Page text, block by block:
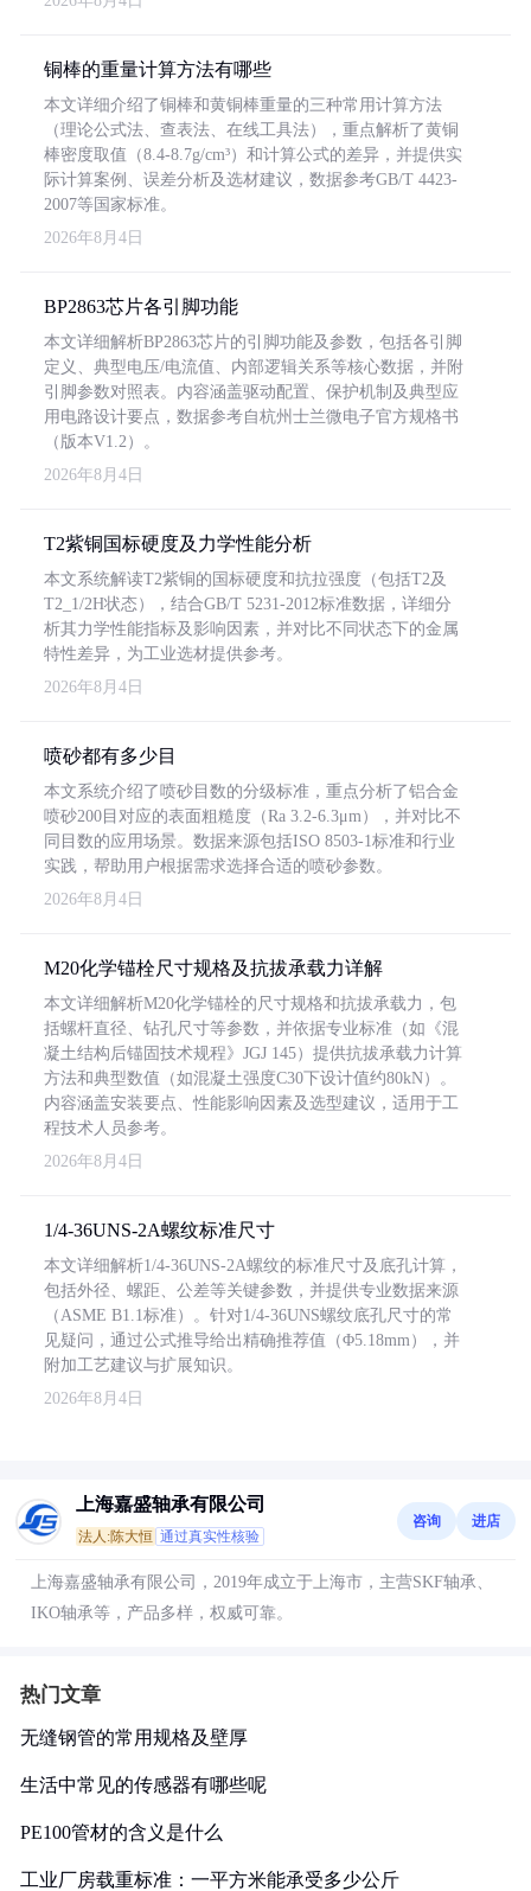
铜棒的重量计算方法有哪些
本文详细介绍了铜棒和黄铜棒重量的三种常用计算方法
（理论公式法、查表法、在线工具法），重点解析了黄铜
棒密度取值（8.4-8.7g/cm³）和计算公式的差异，并提供实
际计算案例、误差分析及选材建议，数据参考GB/T 4423-
2007等国家标准。
2026年8月4日
BP2863芯片各引脚功能
本文详细解析BP2863芯片的引脚功能及参数，包括各引脚
定义、典型电压/电流值、内部逻辑关系等核心数据，并附
引脚参数对照表。内容涵盖驱动配置、保护机制及典型应
用电路设计要点，数据参考自杭州士兰微电子官方规格书
（版本V1.2）。
2026年8月4日
T2紫铜国标硬度及力学性能分析
本文系统解读T2紫铜的国标硬度和抗拉强度（包括T2及
T2_1/2H状态），结合GB/T 5231-2012标准数据，详细分
析其力学性能指标及影响因素，并对比不同状态下的金属
特性差异，为工业选材提供参考。
2026年8月4日
喷砂都有多少目
本文系统介绍了喷砂目数的分级标准，重点分析了铝合金
喷砂200目对应的表面粗糙度（Ra 3.2-6.3μm），并对比不
同目数的应用场景。数据来源包括ISO 8503-1标准和行业
实践，帮助用户根据需求选择合适的喷砂参数。
2026年8月4日
M20化学锚栓尺寸规格及抗拔承载力详解
本文详细解析M20化学锚栓的尺寸规格和抗拔承载力，包
括螺杆直径、钻孔尺寸等参数，并依据专业标准（如《混
凝土结构后锚固技术规程》JGJ 145）提供抗拔承载力计算
方法和典型数值（如混凝土强度C30下设计值约80kN）。
内容涵盖安装要点、性能影响因素及选型建议，适用于工
程技术人员参考。
2026年8月4日
1/4-36UNS-2A螺纹标准尺寸
本文详细解析1/4-36UNS-2A螺纹的标准尺寸及底孔计算，
包括外径、螺距、公差等关键参数，并提供专业数据来源
（ASME B1.1标准）。针对1/4-36UNS螺纹底孔尺寸的常
见疑问，通过公式推导给出精确推荐值（Φ5.18mm），并
附加工艺建议与扩展知识。
2026年8月4日
上海嘉盛轴承有限公司
法人:陈大恒 通过真实性核验
咨询 进店
上海嘉盛轴承有限公司，2019年成立于上海市，主营SKF轴承、
IKO轴承等，产品多样，权威可靠。
热门文章
无缝钢管的常用规格及壁厚
生活中常见的传感器有哪些呢
PE100管材的含义是什么
工业厂房载重标准：一平方米能承受多少公斤